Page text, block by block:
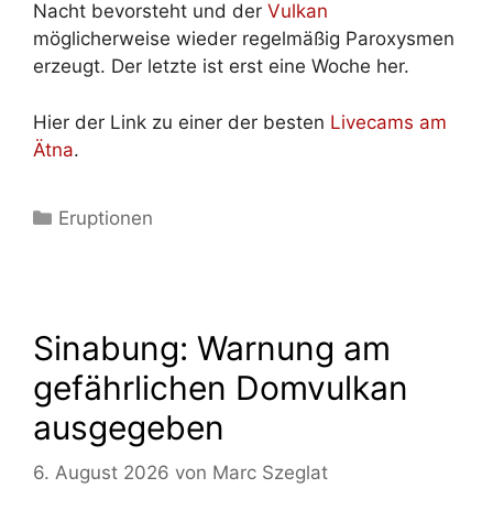
Nacht bevorsteht und der Vulkan
möglicherweise wieder regelmäßig Paroxysmen
erzeugt. Der letzte ist erst eine Woche her.
Hier der Link zu einer der besten Livecams am
Ätna.
Kategorien
Eruptionen
Sinabung: Warnung am
gefährlichen Domvulkan
ausgegeben
6. August 2026 von Marc Szeglat